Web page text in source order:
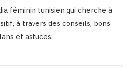
féminin tunisien qui cherche à
à travers des conseils, bons
et astuces.